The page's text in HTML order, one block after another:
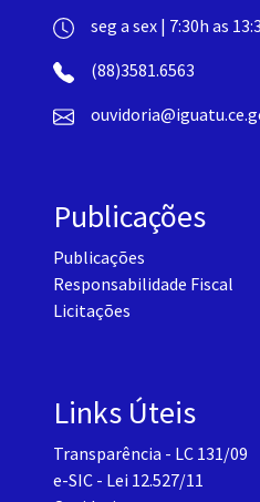
seg a sex | 7:30h as
(88)3581.6563
Publicações
Publicações
Responsabilidade Fiscal
Licitações
Links Úteis
Transparência - LC 131/09
e-SIC - Lei 12.527/11